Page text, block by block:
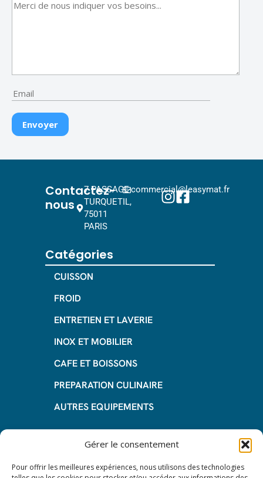
Gérer le consentement
Pour offrir les meilleures expériences, nous utilisons des technologies
Contactez-
nous
7 PASSAGE
TURQUETIL,
75011
PARIS
commercial@leasymat.fr
Catégories
CUISSON
FROID
ENTRETIEN ET LAVERIE
INOX ET MOBILIER
CAFE ET BOISSONS
PREPARATION CULINAIRE
AUTRES EQUIPEMENTS
Informations
Questions fréquentes